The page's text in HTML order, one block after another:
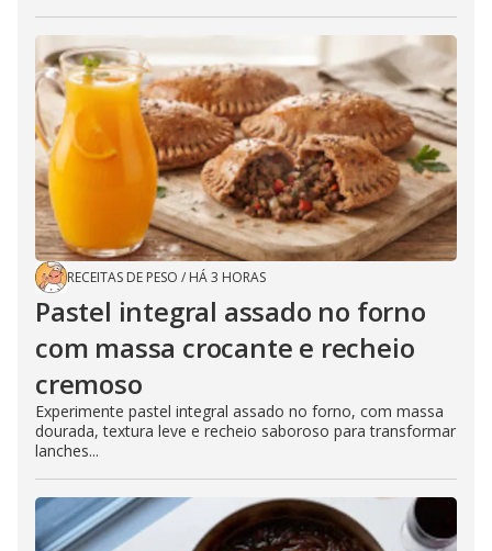
RECEITAS DE PESO / HÁ 3 HORAS
Pastel integral assado no forno
com massa crocante e recheio
cremoso
Experimente pastel integral assado no forno, com massa
dourada, textura leve e recheio saboroso para transformar
lanches...